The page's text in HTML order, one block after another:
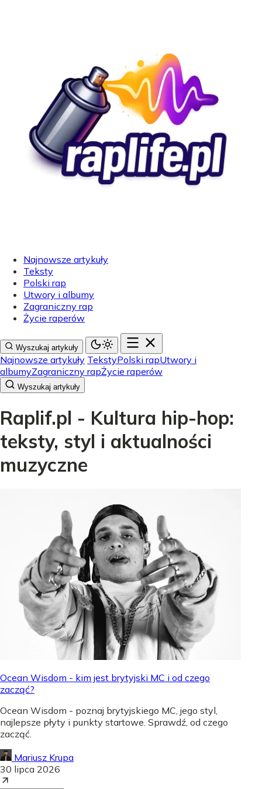
Najnowsze artykuły
Teksty
Polski rap
Utwory i albumy
Zagraniczny rap
Życie raperów
Wyszukaj artykuły
Najnowsze artykuły TekstyPolski rapUtwory i
albumyZagraniczny rapŻycie raperów
Wyszukaj artykuły
Raplif.pl - Kultura hip-hop:
teksty, styl i aktualności
muzyczne
Ocean Wisdom - kim jest brytyjski MC i od czego
zacząć?
Ocean Wisdom - poznaj brytyjskiego MC, jego styl,
najlepsze płyty i punkty startowe. Sprawdź, od czego
zacząć.
Mariusz Krupa
30 lipca 2026